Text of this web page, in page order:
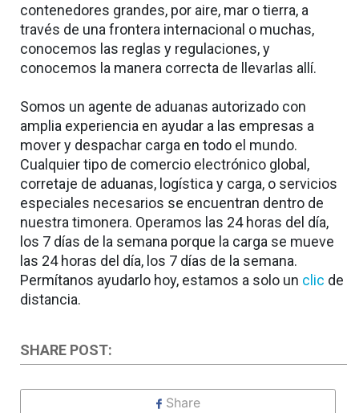
contenedores grandes, por aire, mar o tierra, a
través de una frontera internacional o muchas,
conocemos las reglas y regulaciones, y
conocemos la manera correcta de llevarlas allí.
Somos un agente de aduanas autorizado con
amplia experiencia en ayudar a las empresas a
mover y despachar carga en todo el mundo.
Cualquier tipo de comercio electrónico global,
corretaje de aduanas, logística y carga, o servicios
especiales necesarios se encuentran dentro de
nuestra timonera. Operamos las 24 horas del día,
los 7 días de la semana porque la carga se mueve
las 24 horas del día, los 7 días de la semana.
Permítanos ayudarlo hoy, estamos a solo un clic de
distancia.
SHARE POST:
Share